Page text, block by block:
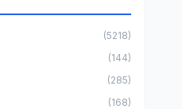
(5218)
(144)
(285)
(168)